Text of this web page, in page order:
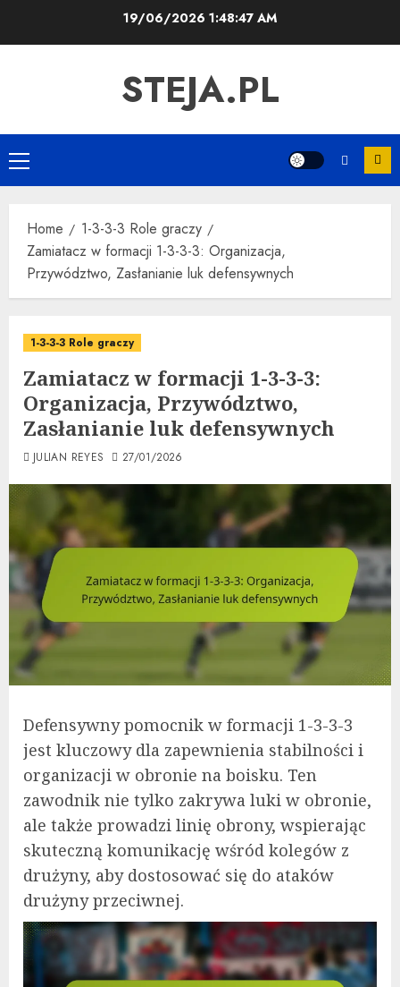
19/06/2026 1:48:48 AM
STEJA.PL
Primary
Menu
Home
1-3-3-3 Role graczy
Zamiatacz w formacji 1-3-3-3: Organizacja,
Przywództwo, Zasłanianie luk defensywnych
1-3-3-3 Role graczy
Zamiatacz w formacji 1-3-3-3:
Organizacja, Przywództwo,
Zasłanianie luk defensywnych
JULIAN REYES 27/01/2026
Defensywny pomocnik w formacji 1-3-3-3
jest kluczowy dla zapewnienia stabilności i
organizacji w obronie na boisku. Ten
zawodnik nie tylko zakrywa luki w obronie,
ale także prowadzi linię obrony, wspierając
skuteczną komunikację wśród kolegów z
drużyny, aby dostosować się do ataków
drużyny przeciwnej.